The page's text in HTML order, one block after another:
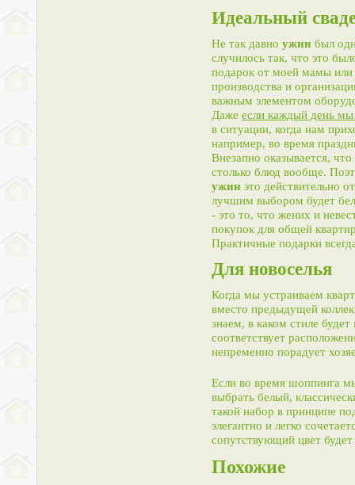
Идеальный
Не так давно ужин был
случилось так, что это
подарок от моей мамы
производства и
важным элементом
Даже если каждый день мы
в ситуации, когда нам
например, во время
Внезапно оказывается,
столько блюд вообще.
ужин это действительно
лучшим выбором будет
- это то, что жених и
покупок для общей
Практичные подарки
Для новоселья
Когда мы устраиваем
вместо предыдущей
знаем, в каком стиле
соответствует
непременно порадует
Если во время шоппинга
выбрать белый,
такой набор в принципе
элегантно и легко
сопутствующий цвет
Похожие